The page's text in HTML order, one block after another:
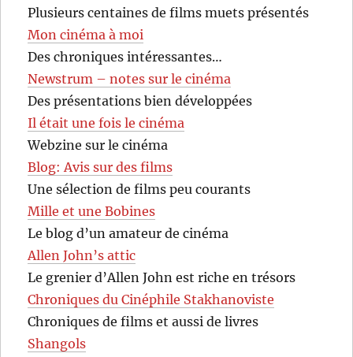
Plusieurs centaines de films muets présentés
Mon cinéma à moi
Des chroniques intéressantes…
Newstrum – notes sur le cinéma
Des présentations bien développées
Il était une fois le cinéma
Webzine sur le cinéma
Blog: Avis sur des films
Une sélection de films peu courants
Mille et une Bobines
Le blog d’un amateur de cinéma
Allen John’s attic
Le grenier d’Allen John est riche en trésors
Chroniques du Cinéphile Stakhanoviste
Chroniques de films et aussi de livres
Shangols